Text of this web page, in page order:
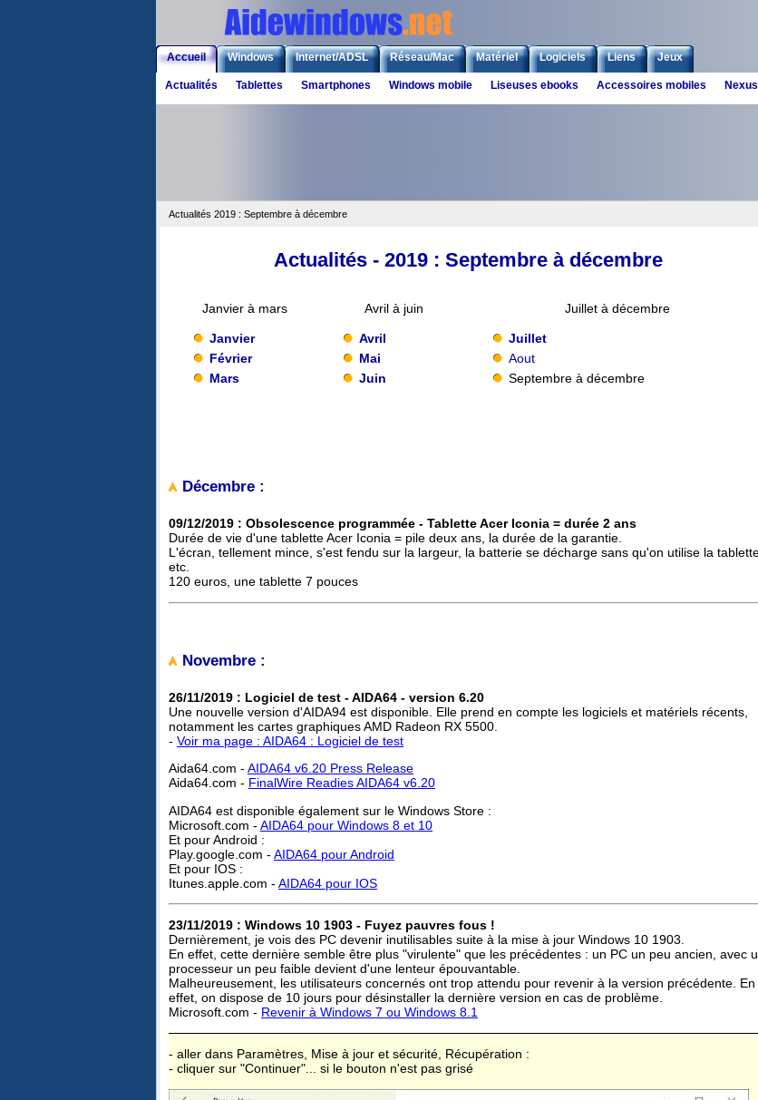
Accueil Windows Internet/ADSL Réseau/Mac Matériel Logiciels Liens Jeux
Actualités Tablettes Smartphones Windows mobile Liseuses ebooks Accessoires mobiles Nexus
Actualités 2019 : Septembre à décembre
Actualités - 2019 : Septembre à décembre
Janvier à mars
Janvier
Février
Mars
Avril à juin
Avril
Mai
Juin
Juillet à décembre
Juillet
Aout
Septembre à décembre
Décembre :
09/12/2019 : Obsolescence programmée - Tablette Acer Iconia = durée 2 ans
Durée de vie d'une tablette Acer Iconia = pile deux ans, la durée de la garantie.
L'écran, tellement mince, s'est fendu sur la largeur, la batterie se décharge sans qu'on utilise la
etc.
120 euros, une tablette 7 pouces
Novembre :
26/11/2019 : Logiciel de test - AIDA64 - version 6.20
Une nouvelle version d'AIDA94 est disponible. Elle prend en compte les logiciels et matériels récents,
notamment les cartes graphiques AMD Radeon RX 5500.
- Voir ma page : AIDA64 : Logiciel de test
Aida64.com - AIDA64 v6.20 Press Release
Aida64.com - FinalWire Readies AIDA64 v6.20
AIDA64 est disponible également sur le Windows Store :
Microsoft.com - AIDA64 pour Windows 8 et 10
Et pour Android :
Play.google.com - AIDA64 pour Android
Et pour IOS :
Itunes.apple.com - AIDA64 pour IOS
23/11/2019 : Windows 10 1903 - Fuyez pauvres fous !
Dernièrement, je vois des PC devenir inutilisables suite à la mise à jour Windows 10 1903.
En effet, cette dernière semble être plus "virulente" que les précédentes : un PC un peu ancien, avec
processeur un peu faible devient d'une lenteur épouvantable.
Malheureusement, les utilisateurs concernés ont trop attendu pour revenir à la version précédente. En
effet, on dispose de 10 jours pour désinstaller la dernière version en cas de problème.
Microsoft.com - Revenir à Windows 7 ou Windows 8.1
- aller dans Paramètres, Mise à jour et sécurité, Récupération :
- cliquer sur "Continuer"... si le bouton n'est pas grisé